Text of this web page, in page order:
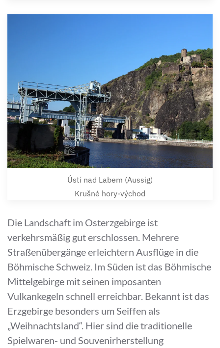
Ústí nad Labem (Aussig)
Krušné hory-východ
Die Landschaft im Osterzgebirge ist
verkehrsmäßig gut erschlossen. Mehrere
Straßenübergänge erleichtern Ausflüge in die
Böhmische Schweiz. Im Süden ist das Böhmische
Mittelgebirge mit seinen imposanten
Vulkankegeln schnell erreichbar. Bekannt ist das
Erzgebirge besonders um Seiffen als
„Weihnachtsland“. Hier sind die traditionelle
Spielwaren- und Souvenirherstellung